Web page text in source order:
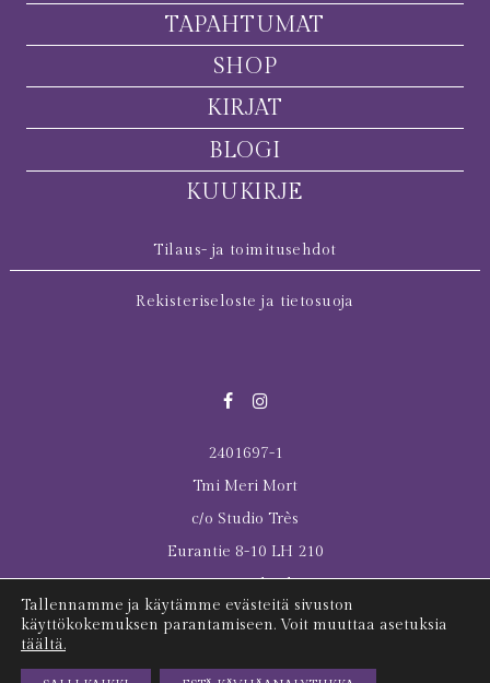
TAPAHTUMAT
SHOP
KIRJAT
BLOGI
KUUKIRJE
Tilaus- ja toimitusehdot
Rekisteriseloste ja tietosuoja
2401697-1
Tmi Meri Mort
c/o Studio Très
Eurantie 8-10 LH 210
00550 Helsinki
© 2026 All rights reserved Meri Mort
Last Tuesday was here
Tallennamme ja käytämme evästeitä sivuston
käyttökokemuksen parantamiseen. Voit muuttaa asetuksia
täältä.